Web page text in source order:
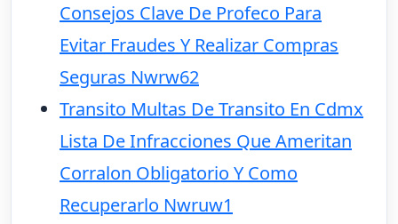
Consejos Clave De Profeco Para
Evitar Fraudes Y Realizar Compras
Seguras Nwrw62
Transito Multas De Transito En Cdmx
Lista De Infracciones Que Ameritan
Corralon Obligatorio Y Como
Recuperarlo Nwruw1